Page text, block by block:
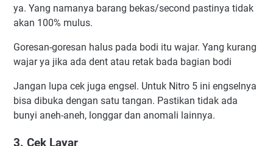
ya. Yang namanya barang bekas/second pastinya tidak
akan 100% mulus.
Goresan-goresan halus pada bodi itu wajar. Yang kurang
wajar ya jika ada dent atau retak bada bagian bodi
Jangan lupa cek juga engsel. Untuk Nitro 5 ini engselnya
bisa dibuka dengan satu tangan. Pastikan tidak ada
bunyi aneh-aneh, longgar dan anomali lainnya.
3. Cek Layar